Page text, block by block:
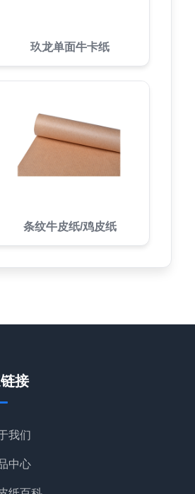
玖龙单面牛卡纸
条纹牛皮纸/鸡皮纸
接
我们
中心